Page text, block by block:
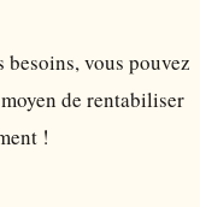
vous pouvez
de rentabiliser
!